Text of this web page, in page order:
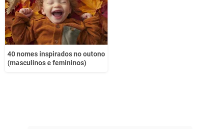
40 nomes inspirados no outono
(masculinos e femininos)